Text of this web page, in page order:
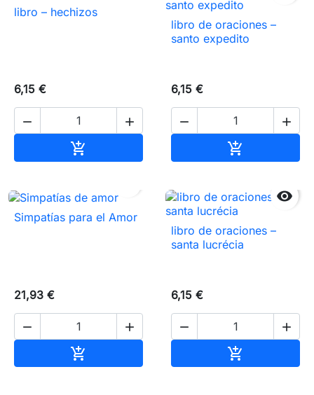
libro – hechizos
6,15 €
 

libro de oraciones –
santo expedito
6,15 €
 

Simpatías para el Amor
21,93 €
 


libro de oraciones –
santa lucrécia
6,15 €
 
